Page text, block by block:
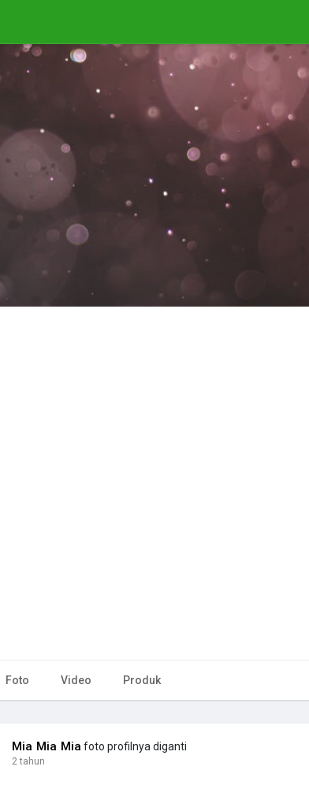
Foto Video Produk
Mia Mia Mia foto profilnya diganti
2 tahun